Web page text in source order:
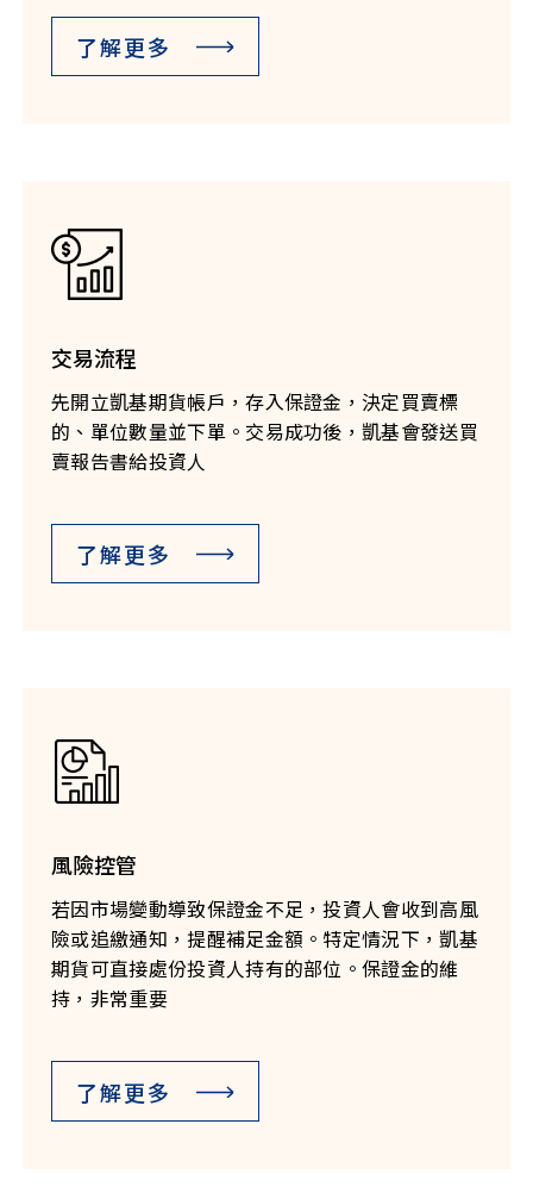
了解更多
交易流程
先開立凱基期貨帳戶，存入保證金，決定買賣標
的、單位數量並下單。交易成功後，凱基會發送買
賣報告書給投資人
了解更多
風險控管
若因市場變動導致保證金不足，投資人會收到高風
險或追繳通知，提醒補足金額。特定情況下，凱基
期貨可直接處份投資人持有的部位。保證金的維
持，非常重要
了解更多